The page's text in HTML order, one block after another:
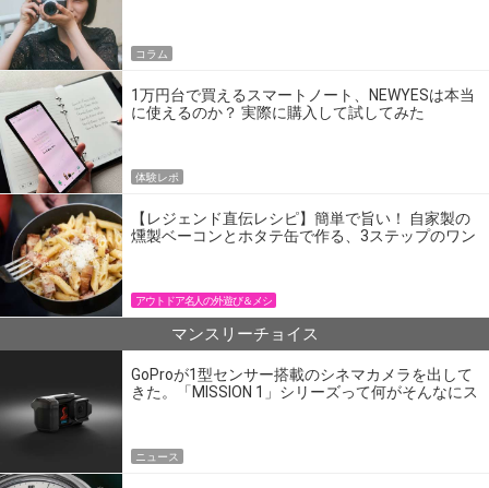
コラム
1万円台で買えるスマートノート、NEWYESは本当
に使えるのか？ 実際に購入して試してみた
体験レポ
【レジェンド直伝レシピ】簡単で旨い！ 自家製の
燻製ベーコンとホタテ缶で作る、3ステップのワン
アウトドア名人の外遊び＆メシ
マンスリーチョイス
GoProが1型センサー搭載のシネマカメラを出して
きた。「MISSION 1」シリーズって何がそんなにス
ニュース